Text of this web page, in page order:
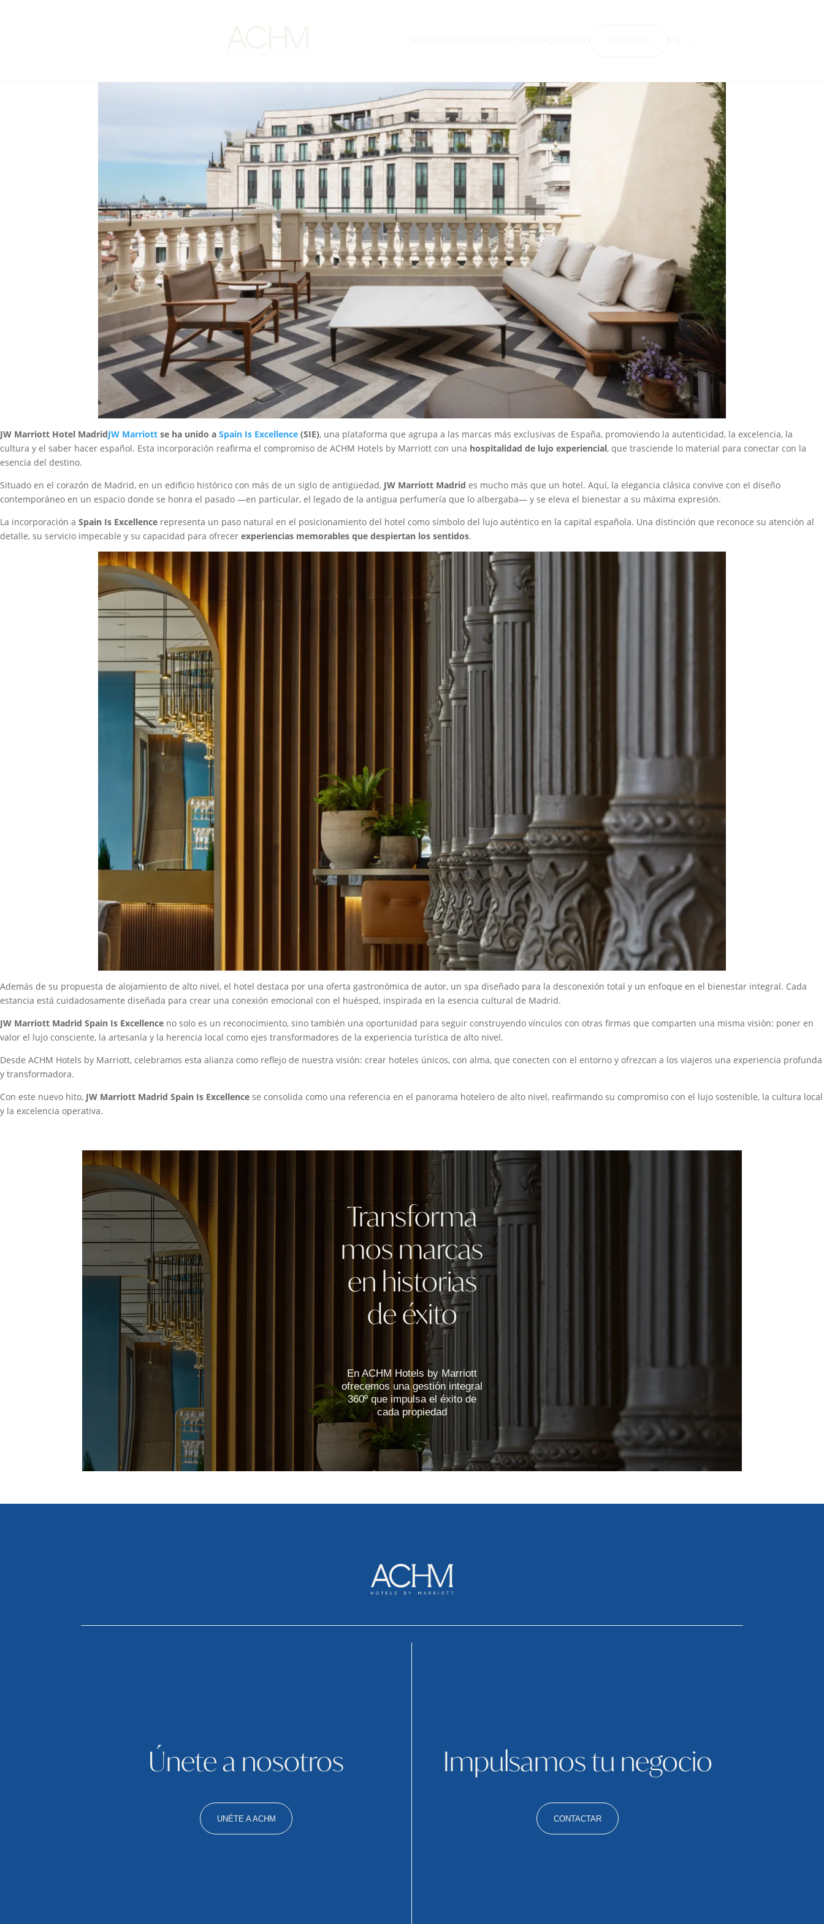
JW Marriott Hotel MadridJW Marriott se ha unido a Spain Is Excellence (SIE), una plataforma que agrupa a las marcas más exclusivas de España, promoviendo la autenticidad, la excelencia, la
cultura y el saber hacer español. Esta incorporación reafirma el compromiso de ACHM Hotels by Marriott con una hospitalidad de lujo experiencial, que trasciende lo material para conectar con la
esencia del destino.
Situado en el corazón de Madrid, en un edificio histórico con más de un siglo de antigüedad, JW Marriott Madrid es mucho más que un hotel. Aquí, la elegancia clásica convive con el diseño
contemporáneo en un espacio donde se honra el pasado —en particular, el legado de la antigua perfumería que lo albergaba— y se eleva el bienestar a su máxima expresión.
La incorporación a Spain Is Excellence representa un paso natural en el posicionamiento del hotel como símbolo del lujo auténtico en la capital española. Una distinción que reconoce su atención al
detalle, su servicio impecable y su capacidad para ofrecer experiencias memorables que despiertan los sentidos.
Además de su propuesta de alojamiento de alto nivel, el hotel destaca por una oferta gastronómica de autor, un spa diseñado para la desconexión total y un enfoque en el bienestar integral. Cada
estancia está cuidadosamente diseñada para crear una conexión emocional con el huésped, inspirada en la esencia cultural de Madrid.
JW Marriott Madrid Spain Is Excellence no solo es un reconocimiento, sino también una oportunidad para seguir construyendo vínculos con otras firmas que comparten una misma visión: poner en
valor el lujo consciente, la artesanía y la herencia local como ejes transformadores de la experiencia turística de alto nivel.
Desde ACHM Hotels by Marriott, celebramos esta alianza como reflejo de nuestra visión: crear hoteles únicos, con alma, que conecten con el entorno y ofrezcan a los viajeros una experiencia profunda
y transformadora.
Con este nuevo hito, JW Marriott Madrid Spain Is Excellence se consolida como una referencia en el panorama hotelero de alto nivel, reafirmando su compromiso con el lujo sostenible, la cultura local
y la excelencia operativa.
Transforma
mos marcas
en historias
de éxito
En ACHM Hotels by Marriott
ofrecemos una gestión integral
360º que impulsa el éxito de
cada propiedad
Únete a nosotros
UNÉTE A ACHM
Impulsamos tu negocio
CONTACTAR